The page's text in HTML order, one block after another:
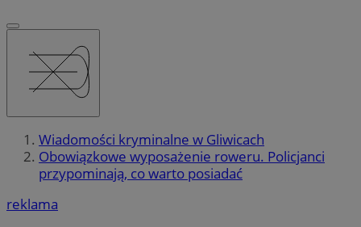
Wiadomości kryminalne w Gliwicach
Obowiązkowe wyposażenie roweru. Policjanci
przypominają, co warto posiadać
reklama